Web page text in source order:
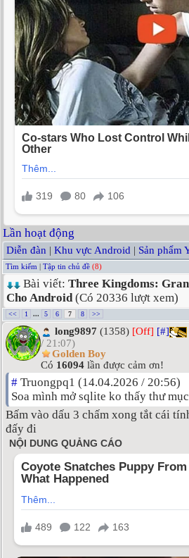
Lần hoạt động
Diễn đàn | Khu vực Android | Sản phẩm
Tìm kiếm Tập tin chủ đề (8)
Bài viết: Three Kingdoms:
Cho Android(Có 20336 lượt xem)
<< 1 ... 5 6 7 8 >>
long9897 (1358) [Off] [#]
/ 21:07)
Golden Boy
Có 16094 lần được cảm ơn!
# Truongpq1 (14.04.2026 / 20:56)
Soa mình mở sqlite ko thấy thư
Bấm vào dấu 3 chấm xong tắt cái
đấy đi